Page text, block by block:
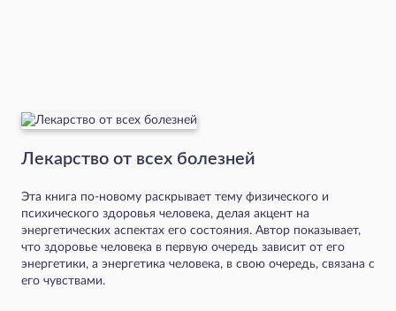
Лекарство от всех болезней
Эта книга по-новому раскрывает тему физического и
психического здоровья человека, делая акцент на
энергетических аспектах его состояния. Автор показывает,
что здоровье человека в первую очередь зависит от его
энергетики, а энергетика человека, в свою очередь, связана с
его чувствами.